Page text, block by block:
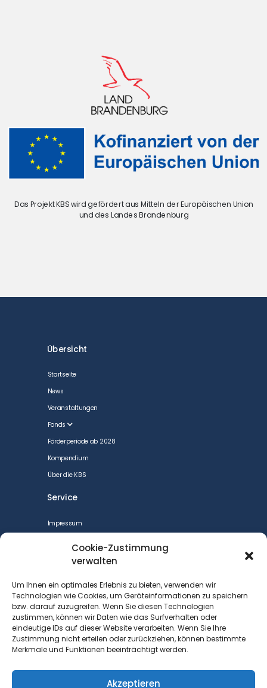
Cookie-Zustimmung
verwalten
Um Ihnen ein optimales Erlebnis zu bieten, verwenden wir
Technologien wie Cookies, um Geräteinformationen zu speichern
bzw. darauf zuzugreifen. Wenn Sie diesen Technologien
zustimmen, können wir Daten wie das Surfverhalten oder
eindeutige IDs auf dieser Website verarbeiten. Wenn Sie Ihre
Zustimmung nicht erteilen oder zurückziehen, können bestimmte
Merkmale und Funktionen beeinträchtigt werden.
Akzeptieren
Das Projekt KBS wird gefördert aus Mitteln der Europäischen Union
und des Landes Brandenburg
Übersicht
Startseite
News
Veranstaltungen
Fonds
Förderperiode ab 2028
Kompendium
Über die KBS
Service
Impressum
Datenschutzerklärung
Barrierefreiheit
Kontakt
Kontakt
DGB Bezirk Berlin-Brandenburg
10787 Berlin